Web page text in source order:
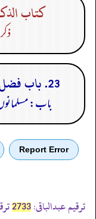
كتاب
23. باب فضل الدعاء للمسلمين بظهر الغيب:
باب:
Report Error
ترقیم عبدالباقی: 2733